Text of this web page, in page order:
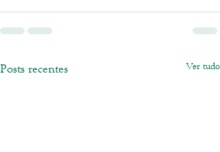
Posts recentes Ver tudo